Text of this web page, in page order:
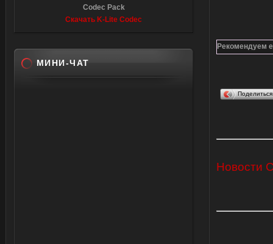
Рекомендуем
Новости
Codec Pack
Скачать K-Lite Codec
МИНИ-ЧАТ